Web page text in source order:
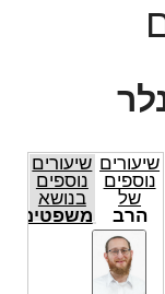
שיעורים
נוספים
של
הרב
שאול
אלעזר
שנלר
שיעורים
נוספים
בנושא
משפטים